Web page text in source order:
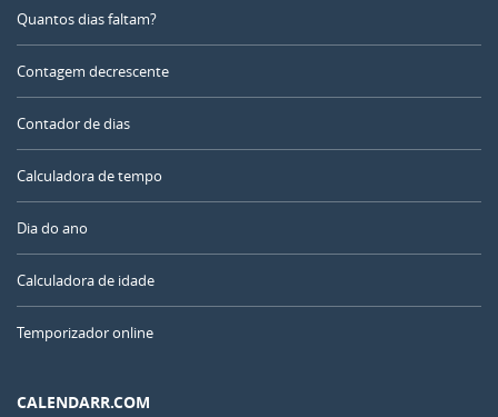
Quantos dias faltam?
Contagem decrescente
Contador de dias
Calculadora de tempo
Dia do ano
Calculadora de idade
Temporizador online
CALENDARR.COM